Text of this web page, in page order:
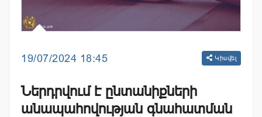
19/07/2024 18:45 Կիսվել
Ներդրվում է ընտանիքների
անապահովության գնահատման